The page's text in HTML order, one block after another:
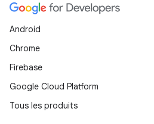
Android
Chrome
Firebase
Google Cloud Platform
Tous les produits